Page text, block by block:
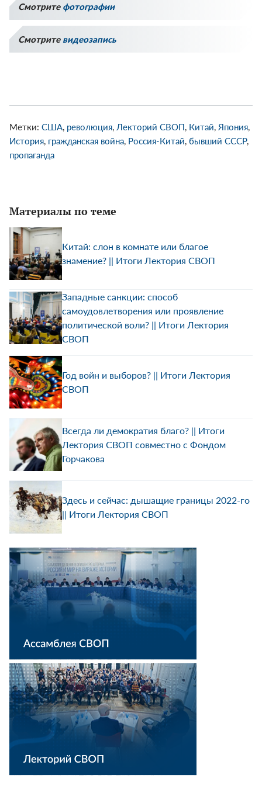
Смотрите фотографии
Смотрите видеозапись
Метки: США, революция, Лекторий СВОП, Китай, Япония,
История, гражданская война, Россия-Китай, бывший СССР,
пропаганда
Материалы по теме
Китай: слон в комнате или благое
знамение? || Итоги Лектория СВОП
Западные санкции: способ
самоудовлетворения или проявление
политической воли? || Итоги Лектория
СВОП
Год войн и выборов? || Итоги Лектория
СВОП
Всегда ли демократия благо? || Итоги
Лектория СВОП совместно с Фондом
Горчакова
Здесь и сейчас: дышащие границы 2022-го
|| Итоги Лектория СВОП